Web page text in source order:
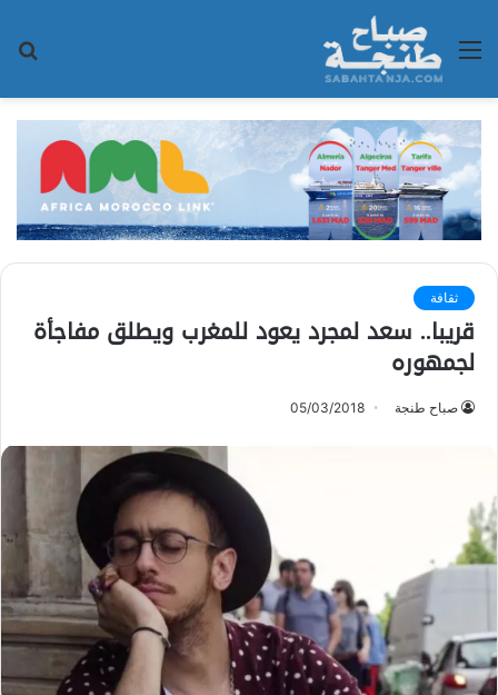
القائمة
ثقافة
قريبا.. سعد لمجرد يعود للمغرب ويطلق مفاجأة
لجمهوره
صباح طنجة 05/03/2018